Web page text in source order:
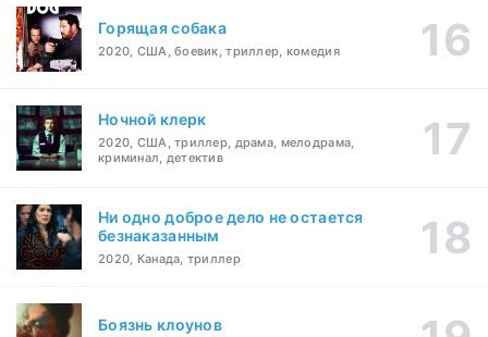
Горящая собака
2020, США, боевик, триллер, комедия
Ночной клерк
2020, США, триллер, драма, мелодрама,
криминал, детектив
Ни одно доброе дело не остается
безнаказанным
2020, Канада, триллер
Боязнь клоунов